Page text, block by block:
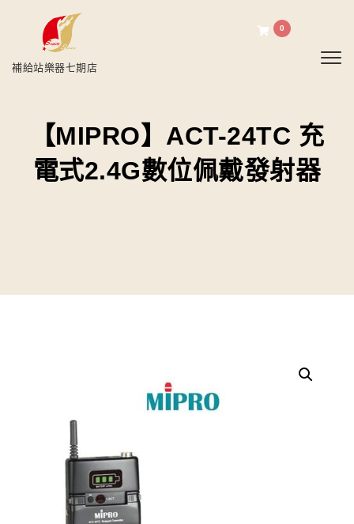
補給站樂器七期店
0
【MIPRO】ACT-24TC 充
電式2.4G數位佩戴發射器